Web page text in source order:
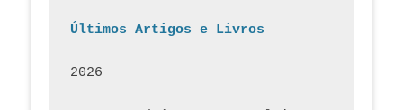
Últimos Artigos e Livros
2026